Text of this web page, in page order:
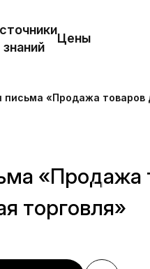
знаний
Цены
Цены
письма «Продажа товаров
«Продажа
торговля»